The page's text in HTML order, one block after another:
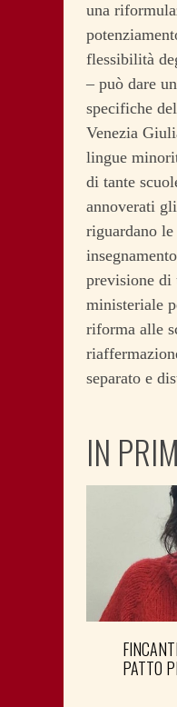
una
flessibilità
– può dare
specifiche
Venezia
lingue
di tante
annoverati
riguardano
previsione di
ministeriale
riforma alle
separato e
IN
PATTO